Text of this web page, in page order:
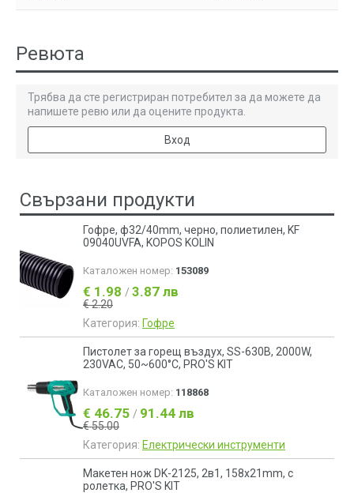
Ревюта
Трябва да сте регистриран потребител за да можете да
напишете ревю или да оцените продукта.
Вход
Свързани продукти
Гофре, ф32/40mm, черно, полиетилен, KF
09040UVFA, KOPOS KOLIN
Каталожен номер: 153089
€ 1.98 / 3.87 лв
€ 2.20
Категория: Гофре
Пистолет за горещ въздух, SS-630B, 2000W,
230VAC, 50~600°C, PRO'S KIT
Каталожен номер: 118868
€ 46.75 / 91.44 лв
€ 55.00
Категория: Електрически инструменти
Макетен нож DK-2125, 2в1, 158x21mm, с
ролетка, PRO'S KIT